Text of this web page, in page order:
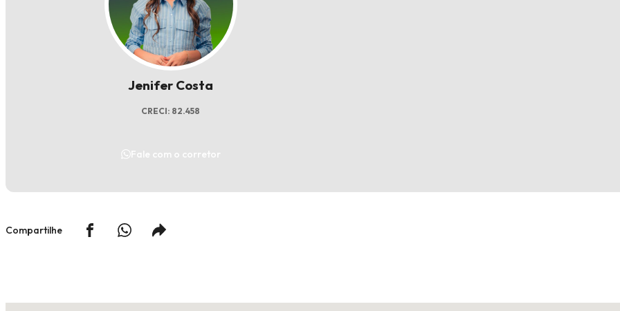
Jenifer Costa
CRECI: 82.458
Fale com o corretor
Compartilhe